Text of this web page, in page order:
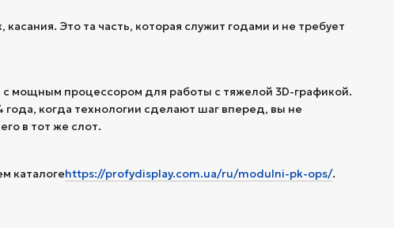
касания. Это та часть, которая служит годами и не требует
с мощным процессором для работы с тяжелой 3D-графикой.
года, когда технологии сделают шаг вперед, вы не
в тот же слот.
каталогеhttps://profydisplay.com.ua/ru/modulni-pk-ops/.